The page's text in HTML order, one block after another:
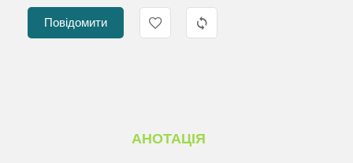
Повідомити
АНОТАЦІЯ